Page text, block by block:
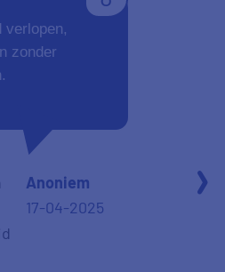
verlopen,
zonder
Anoniem
17-04-2025
Aanbevelen